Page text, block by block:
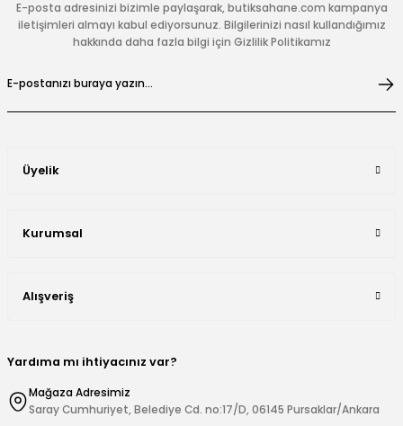
E-posta adresinizi bizimle paylaşarak, butiksahane.com kampanya
iletişimleri almayı kabul ediyorsunuz. Bilgilerinizi nasıl kullandığımız
hakkında daha fazla bilgi için Gizlilik Politikamız
Üyelik
Kurumsal
Alışveriş
Yardıma mı ihtiyacınız var?
Mağaza Adresimiz
Saray Cumhuriyet, Belediye Cd. no:17/D, 06145 Pursaklar/Ankara